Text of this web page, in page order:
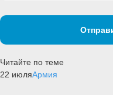
Читайте по теме
22 июляАрмия